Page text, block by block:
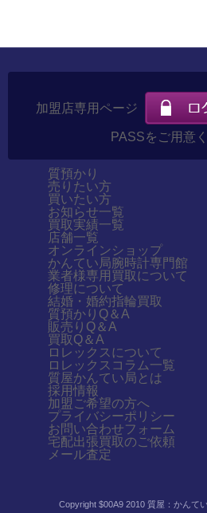
加盟店専用ページ
PASSをご用意
質預かり
売りたい方
買いたい方
お知らせ一覧
買取実績一覧
店舗一覧
オンラインショップ
かんてい局腕時計専門館
業者様専用買取について
修理について
結婚・婚約指輪買取
質預かりQ＆A
販売りQ＆A
買取Q＆A
ロレックスについて
ロレックスコラム一覧
質屋かんてい局とは
採用情報
加盟ご希望の方へ
プライバシーポリシー
お問い合わせフォーム
宅配出張買取のご依頼
メール査定
Copyright $00A9 2010 質屋：かんて